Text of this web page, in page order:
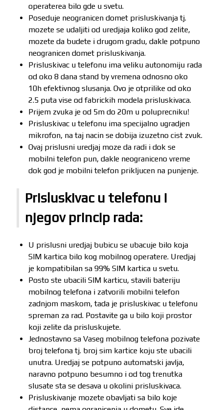
operaterea bilo gde u svetu.
Poseduje neogranicen domet prisluskivanja tj.
mozete se udaljiti od uredjaja koliko god zelite,
mozete da budete i drugom gradu, dakle potpuno
neogranicen domet prisluskivanja.
Prisluskivac u telefonu ima veliku autonomiju rada
od oko 8 dana stand by vremena odnosno oko
10h efektivnog slusanja. Ovo je otprilike od oko
2.5 puta vise od fabrickih modela prisluskivaca.
Prijem zvuka je od 5m do 20m u poluprecniku!
Prisluskivac u telefonu ima specijalno ugradjen
mikrofon, na taj nacin se dobija izuzetno cist zvuk.
Ovaj prislusni uredjaj moze da radi i dok se
mobilni telefon pun, dakle neograniceno vreme
dok god je mobilni telefon prikljucen na punjenje.
Prisluskivac u telefonu i
njegov princip rada:
U prislusni uredjaj bubicu se ubacuje bilo koja
SIM kartica bilo kog mobilnog operatere. Uredjaj
je kompatibilan sa 99% SIM kartica u svetu.
Posto ste ubacili SIM karticu, stavili bateriju
mobilnog telefona i zatvorili mobilni telefon
zadnjom maskom, tada je prisluskivac u telefonu
spreman za rad. Postavite ga u bilo koji prostor
koji zelite da prisluskujete.
Jednostavno sa Vaseg mobilnog telefona pozivate
broj telefona tj. broj sim kartice koju ste ubacili
unutra. Uredjaj se potpuno automatski javlja,
naravno potpuno besumno i od tog trenutka
slusate sta se desava u okolini prisluskivaca.
Prisluskivanje mozete obavljati sa bilo koje